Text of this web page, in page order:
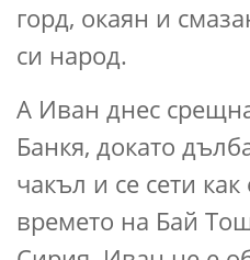
горд, окаян и
си народ.
А Иван днес
Банкя, докато
чакъл и се сети
времето на Бай